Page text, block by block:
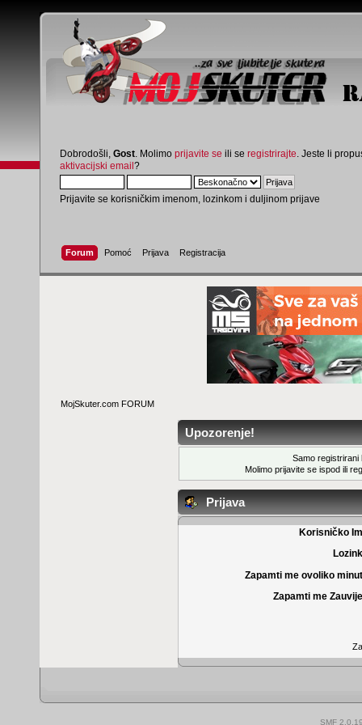
Dobrodošli, Gost . Molimo prijavite se ili se registrirajte . Jeste li
aktivacijski email?
Prijavite se korisničkim imenom, lozinkom i duljinom prijave
Forum Pomoć Prijava Registracija
MojSkuter.com FORUM
Upozorenje!
Samo registrirani
Molimo prijavite se ispod ili
Prijava
Korisničko
Zapamti me ovoliko
Zapamti me
SMF